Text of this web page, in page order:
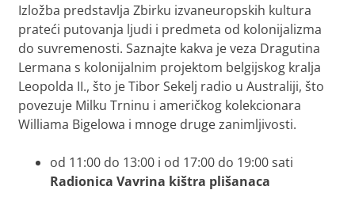
Izložba predstavlja Zbirku izvaneuropskih kultura
prateći putovanja ljudi i predmeta od kolonijalizma
do suvremenosti. Saznajte kakva je veza Dragutina
Lermana s kolonijalnim projektom belgijskog kralja
Leopolda II., što je Tibor Sekelj radio u Australiji, što
povezuje Milku Trninu i američkog kolekcionara
Williama Bigelowa i mnoge druge zanimljivosti.
od 11:00 do 13:00 i od 17:00 do 19:00 sati
Radionica Vavrina kištra plišanaca